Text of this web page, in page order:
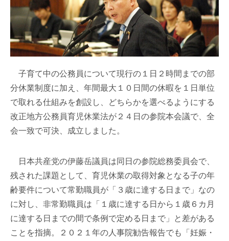
子育て中の公務員について現行の１日２時間までの部
分休業制度に加え、年間最大１０日間の休暇を１日単位
で取れる仕組みを創設し、どちらかを選べるようにする
改正地方公務員育児休業法が２４日の参院本会議で、全
会一致で可決、成立しました。
日本共産党の伊藤岳議員は同日の参院総務委員会で、
残された課題として、育児休業の取得対象となる子の年
齢要件について常勤職員が「３歳に達する日まで」なの
に対し、非常勤職員は「１歳に達する日から１歳６カ月
に達する日までの間で条例で定める日まで」と差がある
ことを指摘。２０２１年の人事院勧告報告でも「妊娠・